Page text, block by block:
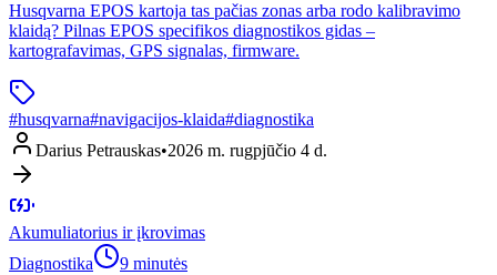
Husqvarna EPOS kartoja tas pačias zonas arba rodo kalibravimo
klaidą? Pilnas EPOS specifikos diagnostikos gidas –
kartografavimas, GPS signalas, firmware.
#husqvarna#navigacijos-klaida#diagnostika
Darius Petrauskas•2026 m. rugpjūčio 4 d.
Akumuliatorius ir įkrovimas
Diagnostika
9 minutės